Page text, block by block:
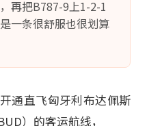
再把B787-9上1-2-1
一条很舒服也很划算
通直飞匈牙利布达佩斯
）的客运航线，